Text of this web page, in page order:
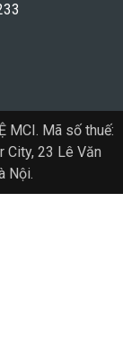
MCI. Mã số thuế:
City, 23 Lê Văn
Nội.